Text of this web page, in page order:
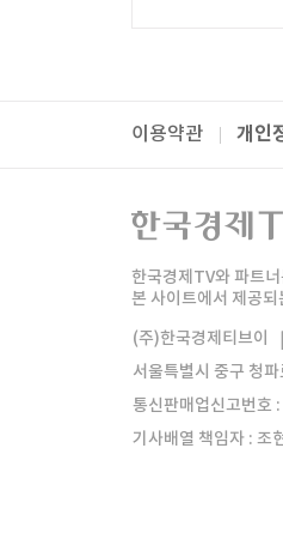
이용약관 개인
패밀리사
한국경제TV
한경미디어
모바일앱
한국경제TV와 파트
본 사이트에서 제공
(주)한국경제티브이
서울특별시 중구 청
통신판매업신고번호
기사배열 책임자 : 조